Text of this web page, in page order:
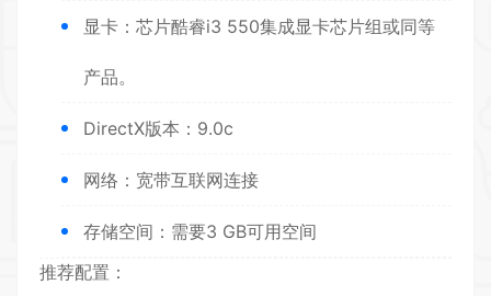
显卡：芯片酷睿i3 550集成显卡芯片组或同等
产品。
DirectX版本：9.0c
网络：宽带互联网连接
存储空间：需要3 GB可用空间
推荐配置：